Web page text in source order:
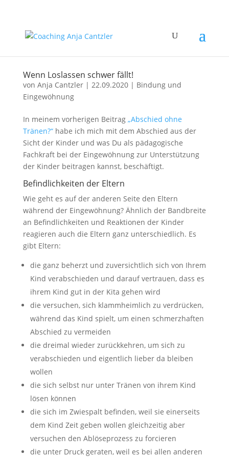
Wenn Loslassen schwer fällt!
von Anja Cantzler| 22.09.2020| Bindung und
Eingewöhnung
In meinem vorherigen Beitrag „Abschied ohne
Tränen?“habe ich mich mit dem Abschied aus der
Sicht der Kinder und was Du als pädagogische
Fachkraft bei der Eingewöhnung zur Unterstützung
der Kinder beitragen kannst, beschäftigt.
Befindlichkeiten der Eltern
Wie geht es auf der anderen Seite den Eltern
während der Eingewöhnung? Ähnlich der Bandbreite
an Befindlichkeiten und Reaktionen der Kinder
reagieren auch die Eltern ganz unterschiedlich. Es
gibt Eltern:
die ganz beherzt und zuversichtlich sich von Ihrem
Kind verabschieden und darauf vertrauen, dass es
ihrem Kind gut in der Kita gehen wird
die versuchen, sich klammheimlich zu verdrücken,
während das Kind spielt, um einen schmerzhaften
Abschied zu vermeiden
die dreimal wieder zurückkehren, um sich zu
verabschieden und eigentlich lieber da bleiben
wollen
die sich selbst nur unter Tränen von ihrem Kind
lösen können
die sich im Zwiespalt befinden, weil sie einerseits
dem Kind Zeit geben wollen gleichzeitig aber
versuchen den Ablöseprozess zu forcieren
die unter Druck geraten, weil es bei allen anderen